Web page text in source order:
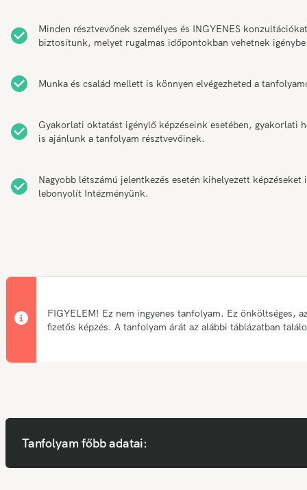
Minden résztvevőnek személyes és INGYENES konzultációkat
biztosítunk, melyet rugalmas időpontokban vehetnek
Munka és család mellett is könnyen elvégezheted a
Gyakorlati oktatást igénylő képzéseink esetében, gyakorlati
is ajánlunk a tanfolyam résztvevőinek.
Nagyobb létszámú jelentkezés esetén kihelyezett képzéseket
lebonyolít Intézményünk.
FIGYELEM! Ez nem ingyenes tanfolyam. Ez önköltséges,
fizetős képzés. A tanfolyam árát az alábbi táblázatban
Tanfolyam főbb adatai: